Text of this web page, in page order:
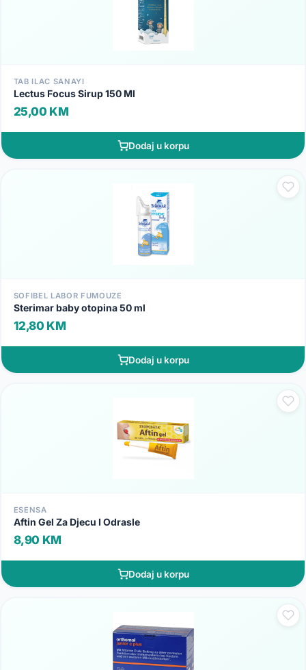
TAB ILAC SANAYI
Lectus Focus Sirup 150 Ml
25,00 KM
Dodaj u korpu
SOFIBEL LABOR FUMOUZE
Sterimar baby otopina 50 ml
12,80 KM
Dodaj u korpu
ESENSA
Aftin Gel Za Djecu I Odrasle
8,90 KM
Dodaj u korpu